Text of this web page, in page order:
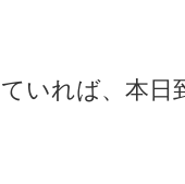
いれば、本日